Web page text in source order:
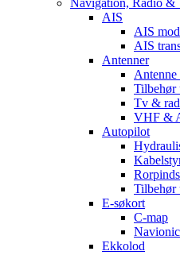
Navigation, Radio &
AIS
AIS
AIS
Antenner
Antenne
Tilbehør
Tv &
VHF &
Autopilot
Tilbehør
E-søkort
C-map
Ekkolod